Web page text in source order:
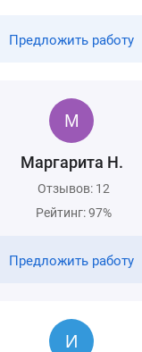
Предложить работу
Маргарита Н.
Отзывов: 12
Рейтинг: 97%
Предложить работу